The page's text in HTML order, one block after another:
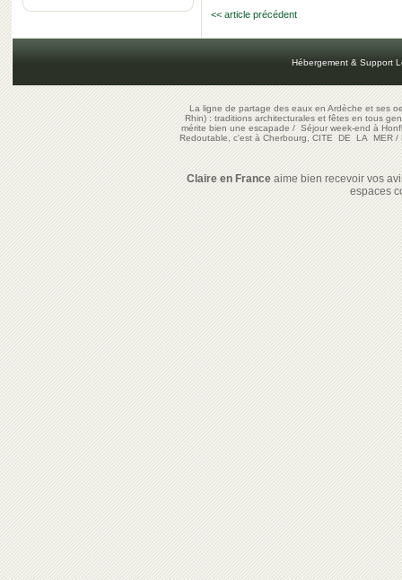
<< article précédent
Hébergement & Support
La ligne de partage des eaux en Ardèche et ses
Rhin) : traditions architecturales et fêtes en tous
mérite bien une escapade/Séjour week-end à
Redoutable, c'est à Cherbourg, CITE DE LA MER/
Claire en Franceaime bien recevoir vos
espaces